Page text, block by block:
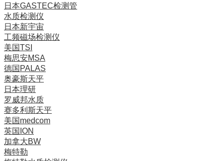
日本GASTEC检测管
水质检测仪
日本新宇宙
工频磁场检测仪
美国TSI
梅思安MSA
德国PALAS
奥豪斯天平
日本理研
罗威邦水质
赛多利斯天平
美国medcom
英国ION
加拿大BW
梅特勒